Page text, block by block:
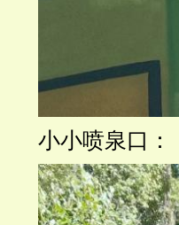
小小喷泉口：